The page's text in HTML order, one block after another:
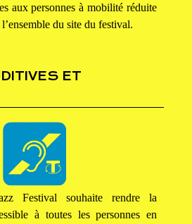
aux personnes à mobilité réduite
du site du festival.
ET
Festival souhaite rendre la
à toutes les personnes en